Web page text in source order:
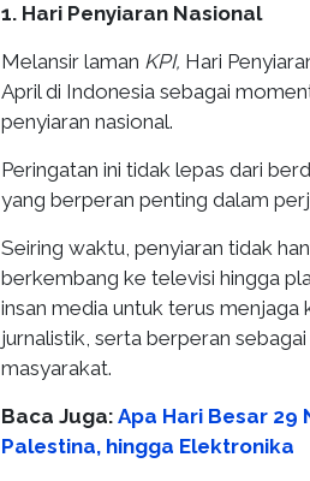
1. Hari Penyiaran Nasional
Melansir laman KPI, Hari
April di Indonesia sebagai
penyiaran nasional.
Peringatan ini tidak lepas dari
yang berperan penting dalam
Seiring waktu, penyiaran tidak
berkembang ke televisi hingga
insan media untuk terus
jurnalistik, serta berperan
masyarakat.
Baca Juga: Apa Hari Besar 29
Palestina, hingga Elektronika